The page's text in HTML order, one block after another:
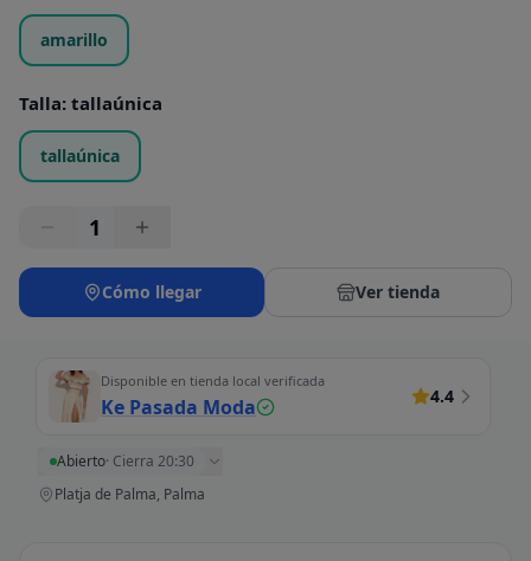
amarillo
Talla: tallaúnica
tallaúnica
1
Cómo llegar Ver tienda
Disponible en tienda local verificada
Ke Pasada Moda 4.4
Abierto· Cierra 20:30
Platja de Palma, Palma